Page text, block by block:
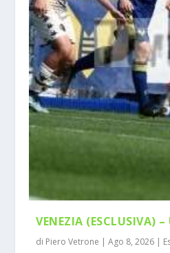
VENEZIA (ESCLUSIVA)
di Piero Vetrone |Ago 8, 2026 |